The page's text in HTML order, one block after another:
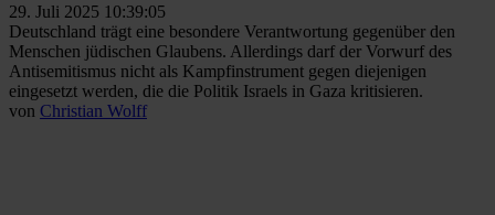
29. Juli 2025 10:39:05
Deutschland trägt eine besondere Verantwortung gegenüber den
Menschen jüdischen Glaubens. Allerdings darf der Vorwurf des
Antisemitismus nicht als Kampfinstrument gegen diejenigen
eingesetzt werden, die die Politik Israels in Gaza kritisieren.
von Christian Wolff